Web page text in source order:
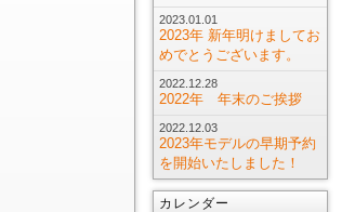
2023.01.01
2023年 新年明けましてお
めでとうございます。
2022.12.28
2022年 年末のご挨拶
2022.12.03
2023年モデルの早期予約
を開始いたしました！
カレンダー